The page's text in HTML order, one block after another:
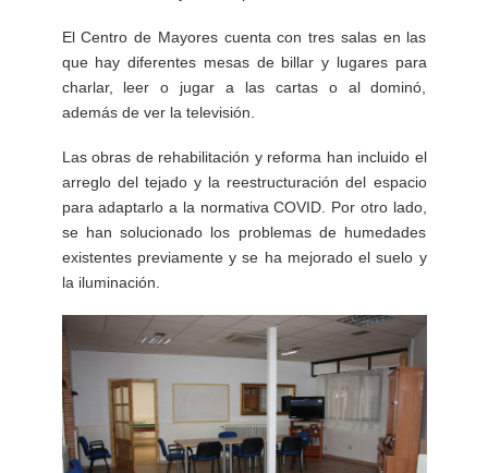
El Centro de Mayores cuenta con tres salas en las
que hay diferentes mesas de billar y lugares para
charlar, leer o jugar a las cartas o al dominó,
además de ver la televisión.
Las obras de rehabilitación y reforma han incluido el
arreglo del tejado y la reestructuración del espacio
para adaptarlo a la normativa COVID. Por otro lado,
se han solucionado los problemas de humedades
existentes previamente y se ha mejorado el suelo y
la iluminación.